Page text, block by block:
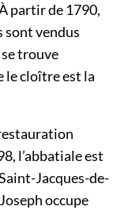
partir de 1790,
sont vendus
trouve
le cloître est la
l’abbatiale est
Jacques-de-
occupe